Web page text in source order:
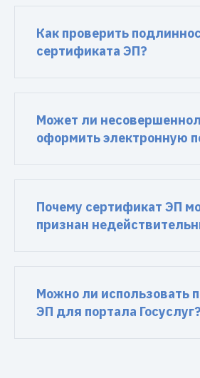
Как проверить
сертификата ЭП?
Может ли
оформить электронную
Почему сертификат ЭП
признан
Можно ли использовать
ЭП для портала Госуслуг?